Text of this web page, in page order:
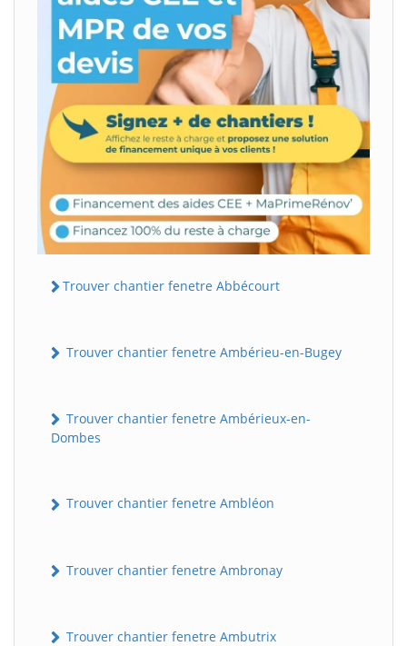
Trouver chantier fenetre Abbécourt
Trouver chantier fenetre Ambérieu-en-Bugey
Trouver chantier fenetre Ambérieux-en-
Dombes
Trouver chantier fenetre Ambléon
Trouver chantier fenetre Ambronay
Trouver chantier fenetre Ambutrix